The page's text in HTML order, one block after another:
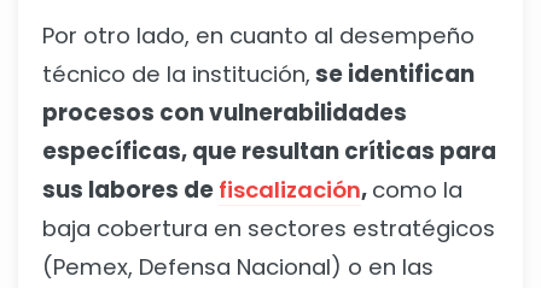
Por otro lado, en cuanto al desempeño
técnico de la institución, se identifican
procesos con vulnerabilidades
específicas, que resultan críticas para
sus labores de fiscalización, como la
baja cobertura en sectores estratégicos
(Pemex, Defensa Nacional) o en las